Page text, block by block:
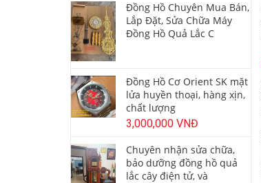
Đồng Hồ Chuyên Mua Bán,
Lắp Đặt, Sửa Chữa Máy
Đồng Hồ Quả Lắc C
Đồng Hồ Cơ Orient SK mặt
lửa huyền thoại, hàng xịn,
chất lượng
3,000,000 VNĐ
Chuyên nhận sửa chữa,
bảo dưỡng đồng hồ quả
lắc cây điện tử, và